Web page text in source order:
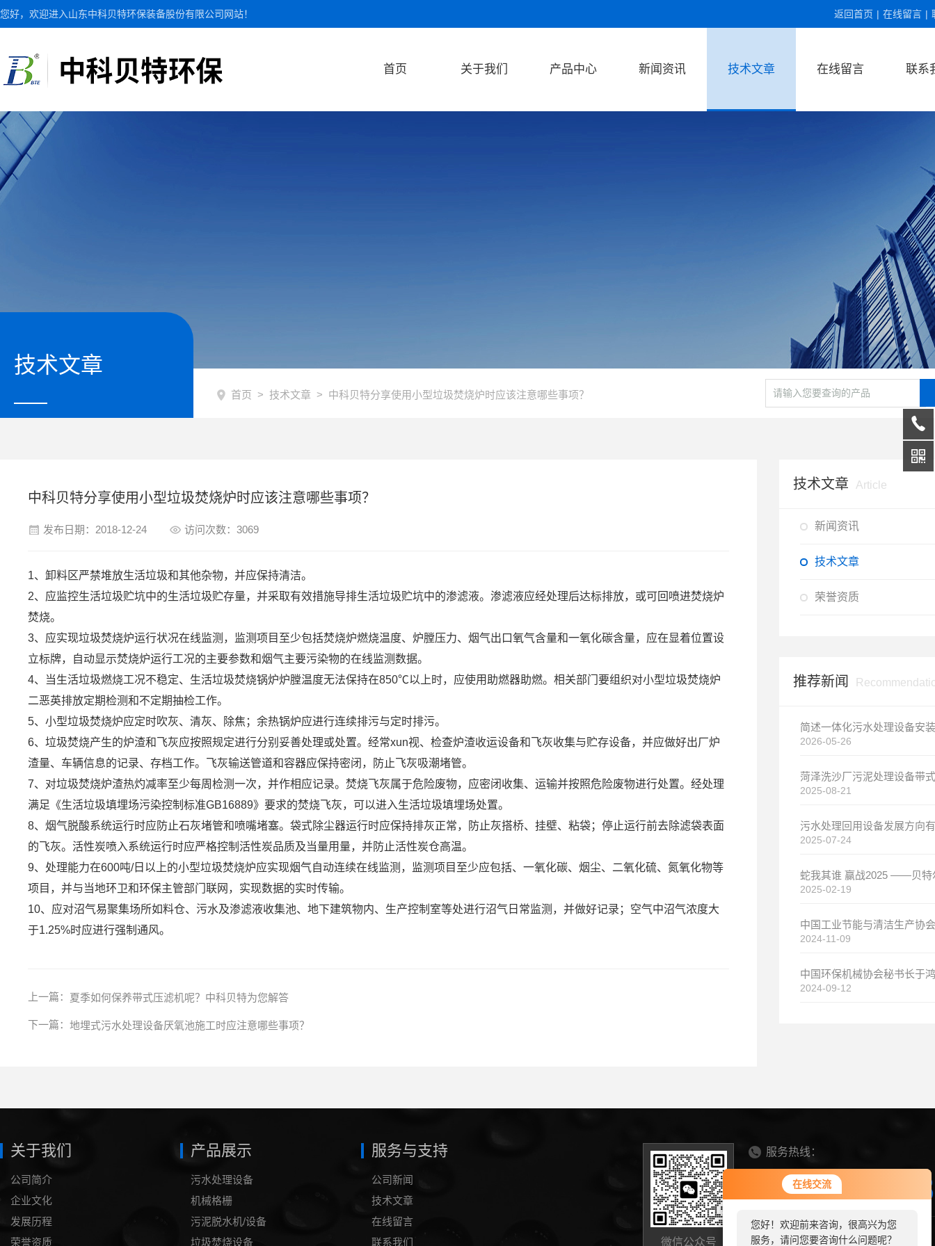
在线交流
您好！欢迎前来咨询，很高兴为您
服务，请问您要咨询什么问题呢？
您好，看您停留很久了，是否找到
了需求产品，您可以直接在线与我
在线交流
您好！欢迎前来咨询，很高兴为您
服务，请问您要咨询什么问题呢？
您好，欢迎进入山东中科贝特环保装备股份有限公司网站！ 返回首页 | 在线留言 |
首页 关于我们 产品中心 新闻资讯 技术文章 在线留言 联系
技术文章
首页 > 技术文章 > 中科贝特分享使用小型垃圾焚烧炉时应该注意哪些事项？
中科贝特分享使用小型垃圾焚烧炉时应该注意哪些事项？
发布日期：2018-12-24 访问次数：3069
1、卸料区严禁堆放生活垃圾和其他杂物，并应保持清洁。
2、应监控生活垃圾贮坑中的生活垃圾贮存量，并采取有效措施导排生活垃圾贮坑中的渗滤液。渗滤液应经处理后达标排放，或可回喷进焚烧炉
焚烧。
3、应实现垃圾焚烧炉运行状况在线监测，监测项目至少包括焚烧炉燃烧温度、炉膛压力、烟气出口氧气含量和一氧化碳含量，应在显着位置设
立标牌，自动显示焚烧炉运行工况的主要参数和烟气主要污染物的在线监测数据。
4、当生活垃圾燃烧工况不稳定、生活垃圾焚烧锅炉炉膛温度无法保持在850℃以上时，应使用助燃器助燃。相关部门要组织对小型垃圾焚烧炉
二恶英排放定期检测和不定期抽检工作。
5、小型垃圾焚烧炉应定时吹灰、清灰、除焦；余热锅炉应进行连续排污与定时排污。
6、垃圾焚烧产生的炉渣和飞灰应按照规定进行分别妥善处理或处置。经常xun视、检查炉渣收运设备和飞灰收集与贮存设备，并应做好出厂炉
渣量、车辆信息的记录、存档工作。飞灰输送管道和容器应保持密闭，防止飞灰吸潮堵管。
7、对垃圾焚烧炉渣热灼减率至少每周检测一次，并作相应记录。焚烧飞灰属于危险废物，应密闭收集、运输并按照危险废物进行处置。经处理
满足《生活垃圾填埋场污染控制标准GB16889》要求的焚烧飞灰，可以进入生活垃圾填埋场处置。
8、烟气脱酸系统运行时应防止石灰堵管和喷嘴堵塞。袋式除尘器运行时应保持排灰正常，防止灰搭桥、挂壁、粘袋；停止运行前去除滤袋表面
的飞灰。活性炭喷入系统运行时应严格控制活性炭品质及当量用量，并防止活性炭仓高温。
9、处理能力在600吨/日以上的小型垃圾焚烧炉应实现烟气自动连续在线监测，监测项目至少应包括、一氧化碳、烟尘、二氧化硫、氮氧化物等
项目，并与当地环卫和环保主管部门联网，实现数据的实时传输。
10、应对沼气易聚集场所如料仓、污水及渗滤液收集池、地下建筑物内、生产控制室等处进行沼气日常监测，并做好记录；空气中沼气浓度大
于1.25%时应进行强制通风。
上一篇： 夏季如何保养带式压滤机呢？中科贝特为您解答
下一篇： 地埋式污水处理设备厌氧池施工时应注意哪些事项？
技术文章 Article
新闻资讯
技术文章
荣誉资质
推荐新闻
2026-05-26
2025-08-21
2025-07-24
2025-02-19
2024-11-09
2024-09-12
关于我们
公司简介
企业文化
发展历程
荣誉资质
产品展示
污水处理设备
机械格栅
污泥脱水机/设备
垃圾焚烧设备
服务与支持
公司新闻
技术文章
在线留言
联系我们
微信公众号
服务热线：
0536-
山东省诸城市芦河大道8358号